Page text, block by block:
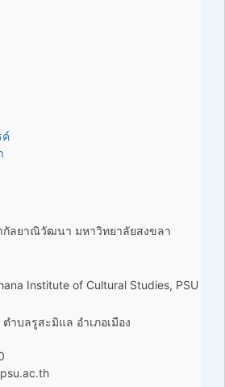
ค์
ลยาณิวัฒนา มหาวิทยาลัยสงขลา
Institute of Cultural Studies, PSU
ำบลรูสะมิแล อำเภอเมือง